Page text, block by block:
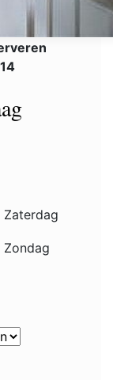
Zaterdag
Zondag